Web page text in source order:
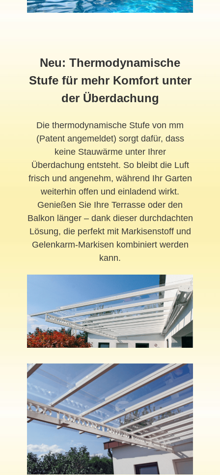
Neu: Thermodynamische
Stufe für mehr Komfort unter
der Überdachung
Die thermodynamische Stufe von mm
(Patent angemeldet) sorgt dafür, dass
keine Stauwärme unter Ihrer
Überdachung entsteht. So bleibt die Luft
frisch und angenehm, während Ihr Garten
weiterhin offen und einladend wirkt.
Genießen Sie Ihre Terrasse oder den
Balkon länger – dank dieser durchdachten
Lösung, die perfekt mit Markisenstoff und
Gelenkarm-Markisen kombiniert werden
kann.